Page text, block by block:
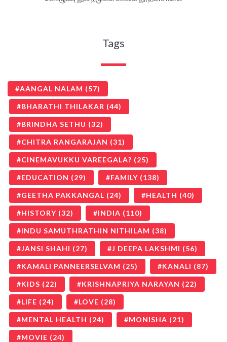
Tags
AANGAL NALAM (57)
BHARATHI THILAKAR (44)
BRINDHA SETHU (32)
CHITRA RANGARAJAN (31)
CINEMAVUKKU VAREEGALA? (25)
EDUCATION (29) FAMILY (138)
GEETHA PAKKANGAL (24) HEALTH (40)
HISTORY (32) INDIA (110)
INDU SAMUTHRATHIN NITHILAM (38)
JANSI SHAHI (27) J DEEPA LAKSHMI (56)
KAMALI PANNEERSELVAM (25) KANALI (87)
KIDS (22) KRISHNAPRIYA NARAYAN (22)
LIFE (24) LOVE (28)
MENTAL HEALTH (24) MONISHA (21)
MOVIE (24)